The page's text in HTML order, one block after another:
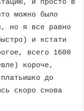
и просто в
можно было
но я все равно
и кстати
всего 1600
короче,
до
скоро снова